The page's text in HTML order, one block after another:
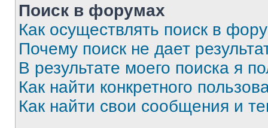
Поиск в форумах
Как осуществлять поиск в
Почему поиск не дает
В результате моего поиска я
Как найти конкретного
Как найти свои сообщения и